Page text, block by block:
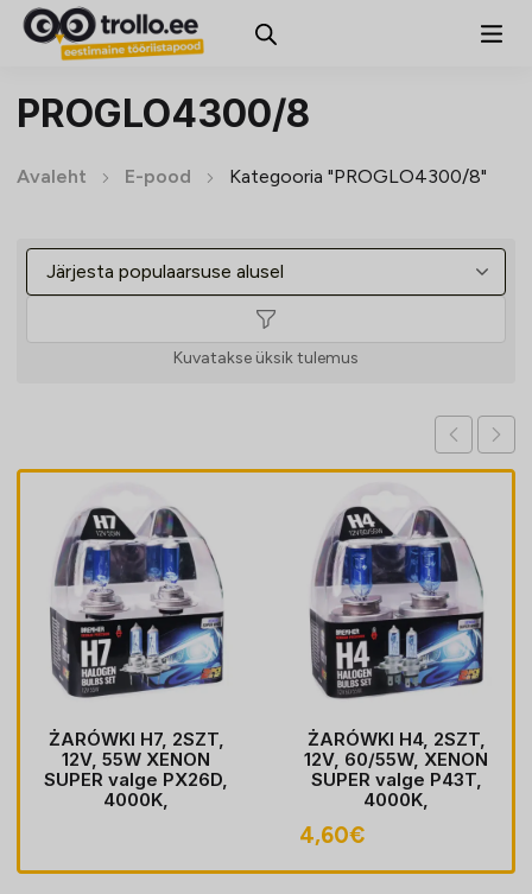
PROGLO4300/8
Avaleht E-pood Kategooria "PROGLO4300/8"
Kuvatakse üksik tulemus
ŻARÓWKI H7, 2SZT,
12V, 55W XENON
SUPER valge PX26D,
4000K,
ŻARÓWKI H4, 2SZT,
12V, 60/55W, XENON
SUPER valge P43T,
4000K,
4,60€